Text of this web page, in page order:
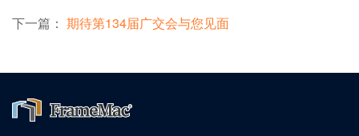
下一篇： 期待第134届广交会与您见面